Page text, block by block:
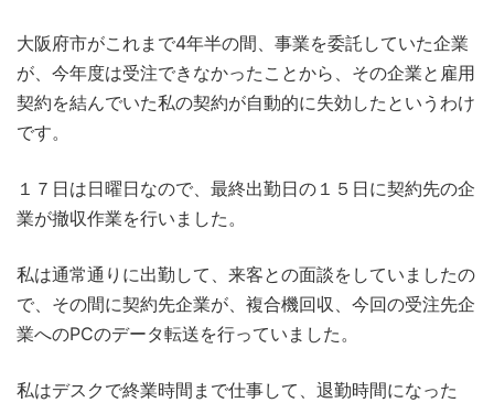
大阪府市がこれまで4年半の間、事業を委託していた企業
が、今年度は受注できなかったことから、その企業と雇用
契約を結んでいた私の契約が自動的に失効したというわけ
です。
１７日は日曜日なので、最終出勤日の１５日に契約先の企
業が撤収作業を行いました。
私は通常通りに出勤して、来客との面談をしていましたの
で、その間に契約先企業が、複合機回収、今回の受注先企
業へのPCのデータ転送を行っていました。
私はデスクで終業時間まで仕事して、退勤時間になった